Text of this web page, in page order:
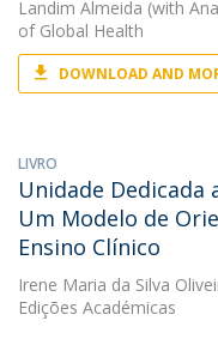
Landim Almeida (with
of Global Health
DOWNLOAD AND
LIVRO
Unidade Dedicada
Um Modelo de
Ensino Clínico
Irene Maria da Silva
Edições Académicas